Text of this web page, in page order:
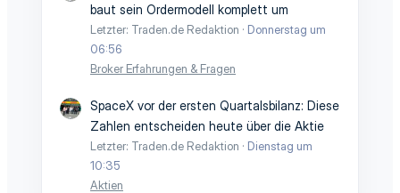
baut sein Ordermodell komplett um
Letzter: Traden.de Redaktion
Donnerstag um
06:56
Broker Erfahrungen & Fragen
SpaceX vor der ersten Quartalsbilanz: Diese
Zahlen entscheiden heute über die Aktie
Letzter: Traden.de Redaktion
Dienstag um
10:35
Aktien